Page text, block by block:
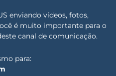
enviando vídeos, fotos,
é muito importante para o
canal de comunicação.
para: